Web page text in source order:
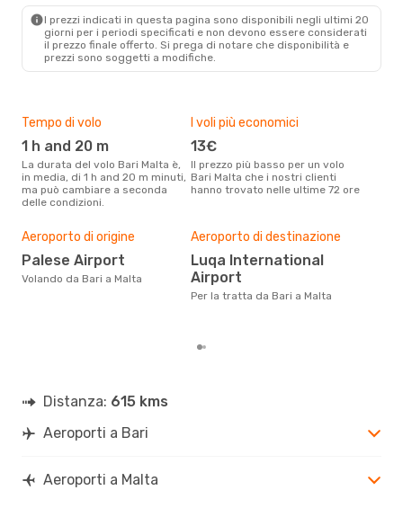
I prezzi indicati in questa pagina sono disponibili negli ultimi 20
giorni per i periodi specificati e non devono essere considerati
il ​​prezzo finale offerto. Si prega di notare che disponibilità e
prezzi sono soggetti a modifiche.
Tempo di volo
1 h and 20 m
La durata del volo Bari Malta è,
in media, di 1 h and 20 m minuti,
ma può cambiare a seconda
delle condizioni.
I voli più economici
13€
Il prezzo più basso per un volo
Bari Malta che i nostri clienti
hanno trovato nelle ultime 72 ore
Aeroporto di origine
Palese Airport
Volando da Bari a Malta
Aeroporto di destinazione
Luqa International
Airport
Per la tratta da Bari a Malta
Distanza: 615 kms
Aeroporti a Bari
Aeroporti a Malta